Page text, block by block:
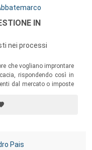
IN
nei processi
che vogliano improntare
rispondendo così in
dal mercato o imposte
Pais